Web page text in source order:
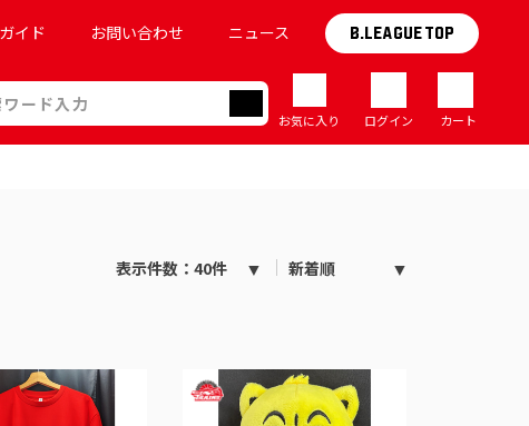
イド お問い合わせ ニュース B.LEAGUE TOP
お気に入り ログイン カート
表示件数：40件 新着順